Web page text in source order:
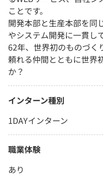
ことです。
開発本部と生産本部を同
やシステム開発に一貫し
62年、世界初のものづく
頼れる仲間とともに世界
か？
インターン種別
1DAYインターン
職業体験
あり